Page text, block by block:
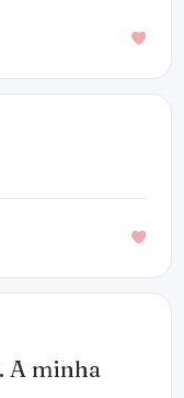
A minha